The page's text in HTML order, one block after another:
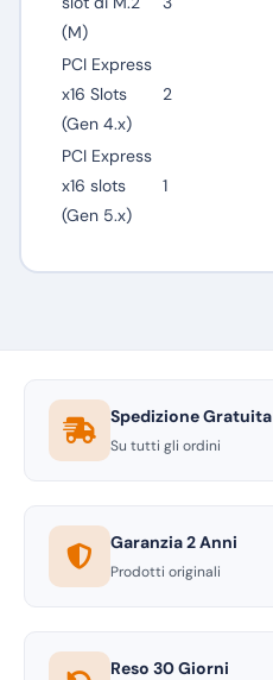
(M)
PCI Express
x16 Slots
(Gen 4.x)
2
PCI Express
x16 slots
(Gen 5.x)
1
Spedizione Gratuita
Su tutti gli ordini
Garanzia 2 Anni
Prodotti originali
Reso 30 Giorni